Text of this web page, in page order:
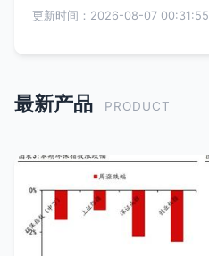
更新时间：2026-08-07 00:31:55
最新产品 PRODUCT